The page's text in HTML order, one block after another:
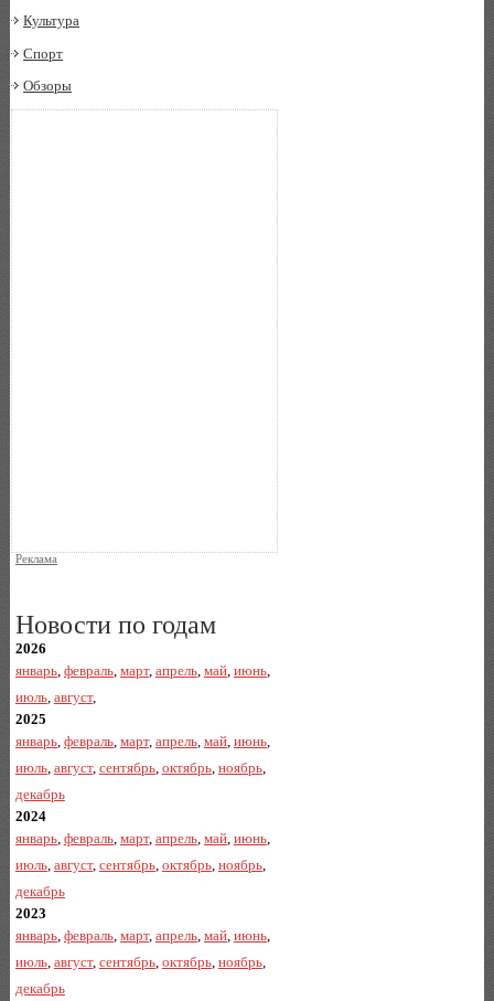
Культура
Спорт
Обзоры
Реклама
Новости по годам
2026
январь, февраль, март, апрель, май, июнь,
июль, август,
2025
январь, февраль, март, апрель, май, июнь,
июль, август, сентябрь, октябрь, ноябрь,
декабрь
2024
январь, февраль, март, апрель, май, июнь,
июль, август, сентябрь, октябрь, ноябрь,
декабрь
2023
январь, февраль, март, апрель, май, июнь,
июль, август, сентябрь, октябрь, ноябрь,
декабрь